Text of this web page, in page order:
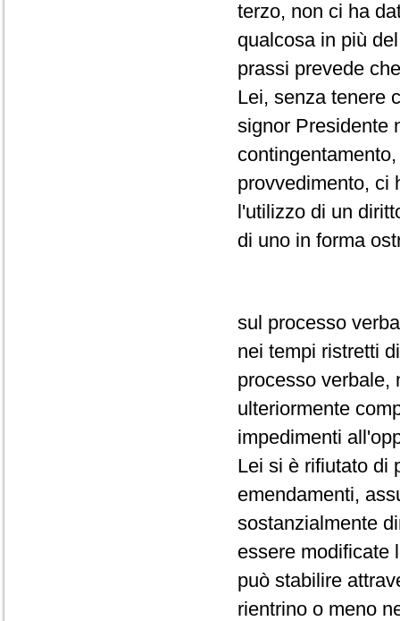
terzo, non ci ha
qualcosa in più
prassi prevede
Lei, senza tenere
signor Presidente
provvedimento, ci
l'utilizzo di un
di uno in forma
sul processo
nei tempi ristretti
processo verbale,
ulteriormente
impedimenti
Lei si è rifiutato di
emendamenti,
sostanzialmente
essere modificate
può stabilire
rientrino o meno